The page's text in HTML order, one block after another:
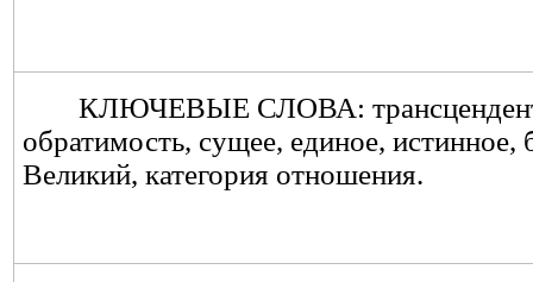
КЛЮЧЕВЫЕ СЛОВА:
обратимость, сущее, единое, истинное,
Великий, категория отношения.